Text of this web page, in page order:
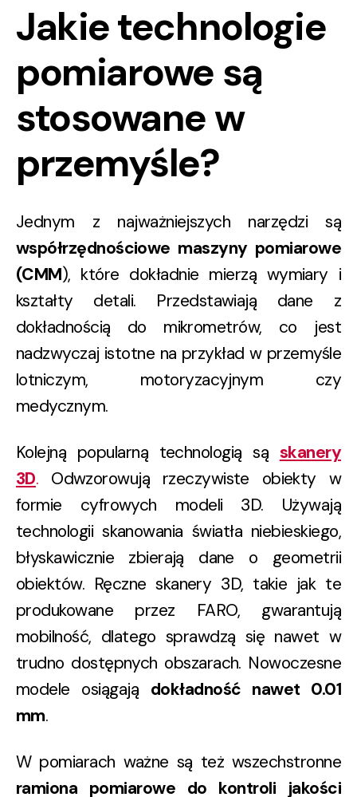
Jakie technologie
pomiarowe są
stosowane w
przemyśle?
Jednym z najważniejszych narzędzi są
współrzędnościowe maszyny pomiarowe
(CMM), które dokładnie mierzą wymiary i
kształty detali. Przedstawiają dane z
dokładnością do mikrometrów, co jest
nadzwyczaj istotne na przykład w przemyśle
lotniczym, motoryzacyjnym czy
medycznym.
Kolejną popularną technologią są skanery
3D. Odwzorowują rzeczywiste obiekty w
formie cyfrowych modeli 3D. Używają
technologii skanowania światła niebieskiego,
błyskawicznie zbierają dane o geometrii
obiektów. Ręczne skanery 3D, takie jak te
produkowane przez FARO, gwarantują
mobilność, dlatego sprawdzą się nawet w
trudno dostępnych obszarach. Nowoczesne
modele osiągają dokładność nawet 0.01
mm.
W pomiarach ważne są też wszechstronne
ramiona pomiarowe do kontroli jakości